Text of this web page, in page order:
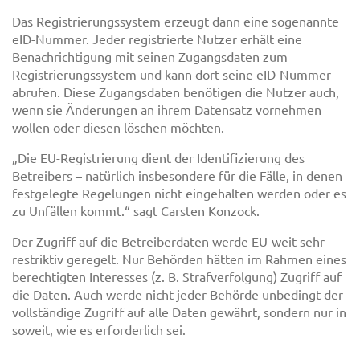
Das Registrierungssystem erzeugt dann eine sogenannte
eID-Nummer. Jeder registrierte Nutzer erhält eine
Benachrichtigung mit seinen Zugangsdaten zum
Registrierungssystem und kann dort seine eID-Nummer
abrufen. Diese Zugangsdaten benötigen die Nutzer auch,
wenn sie Änderungen an ihrem Datensatz vornehmen
wollen oder diesen löschen möchten.
„Die EU-Registrierung dient der Identifizierung des
Betreibers – natürlich insbesondere für die Fälle, in denen
festgelegte Regelungen nicht eingehalten werden oder es
zu Unfällen kommt.“ sagt Carsten Konzock.
Der Zugriff auf die Betreiberdaten werde EU-weit sehr
restriktiv geregelt. Nur Behörden hätten im Rahmen eines
berechtigten Interesses (z. B. Strafverfolgung) Zugriff auf
die Daten. Auch werde nicht jeder Behörde unbedingt der
vollständige Zugriff auf alle Daten gewährt, sondern nur in
soweit, wie es erforderlich sei.